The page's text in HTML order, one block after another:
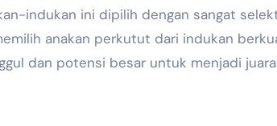
indukan ini dipilih dengan sangat
anakan perkutut dari indukan
dan potensi besar untuk menjadi